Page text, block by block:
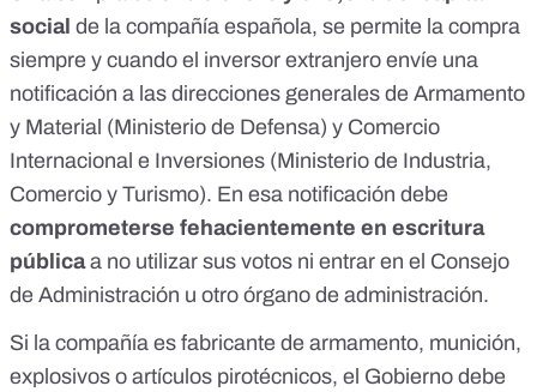
social de la compañía española, se permite la compra
siempre y cuando el inversor extranjero envíe una
notificación a las direcciones generales de Armamento
y Material (Ministerio de Defensa) y Comercio
Internacional e Inversiones (Ministerio de Industria,
Comercio y Turismo). En esa notificación debe
comprometerse fehacientemente en escritura
públicaa no utilizar sus votos ni entrar en el Consejo
de Administración u otro órgano de administración.
Si la compañía es fabricante de armamento, munición,
explosivos o artículos pirotécnicos, el Gobierno debe